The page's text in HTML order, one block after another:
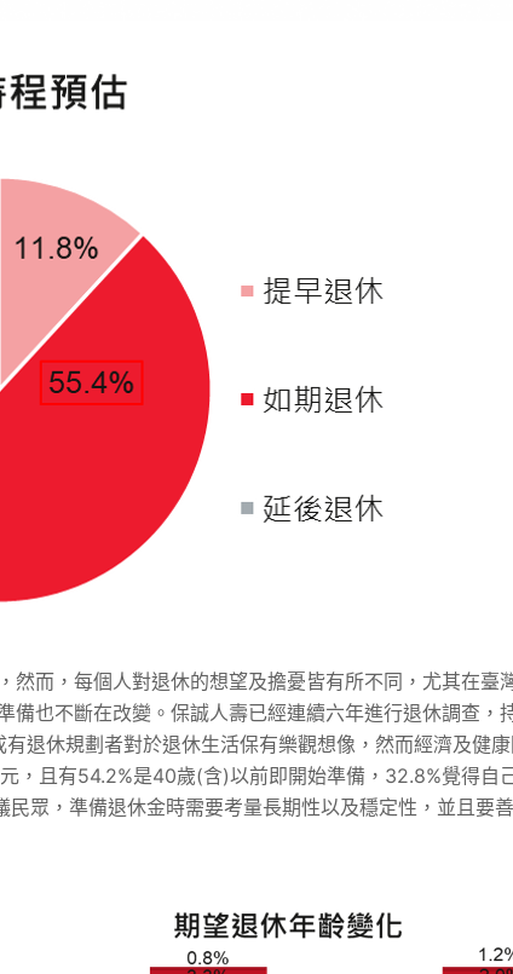
然而，每個人對退休的想望及擔憂皆有所不同，尤其在臺
備也不斷在改變。保誠人壽已經連續六年進行退休調查，
退休規劃者對於退休生活保有樂觀想像，然而經濟及健
，且有54.2%是40歲(含)以前即開始準備，32.8%覺得自
眾，準備退休金時需要考量長期性以及穩定性，並且要